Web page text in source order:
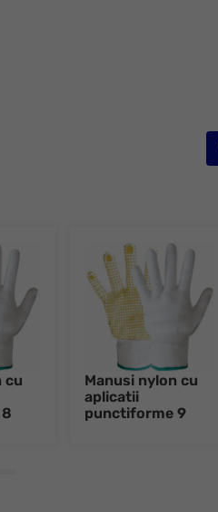
cu
Manusi nylon cu
aplicatii
punctiforme 9